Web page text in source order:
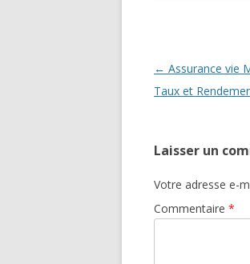
Navigation
des
← Assurance vie
Taux et
Laisser un
Votre adresse e-
Commentaire *